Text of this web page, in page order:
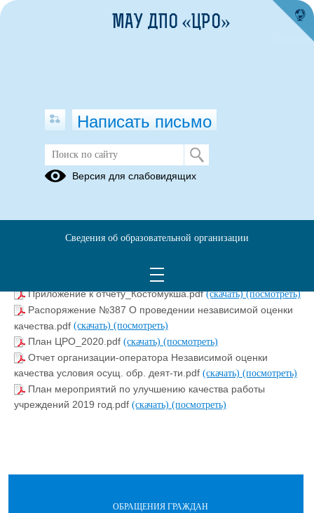
Независимая оценка качества
муниципальных образовательных организаций
Приложение к отчету_Костомукша.pdf(скачать)(посмотреть)
Распоряжение №387 О проведении независимой оценки
качества.pdf (скачать) (посмотреть)
План ЦРО_2020.pdf (скачать) (посмотреть)
Отчет организации-оператора Независимой оценки
качества условия осущ. обр. деят-ти.pdf (скачать) (посмотреть)
План мероприятий по улучшению качества работы
учреждений 2019 год.pdf (скачать) (посмотреть)
ОБРАЩЕНИЯ ГРАЖДАН
МАУ ДПО «ЦРО»
Написать письмо
Версия для слабовидящих
Сведения об образовательной организации